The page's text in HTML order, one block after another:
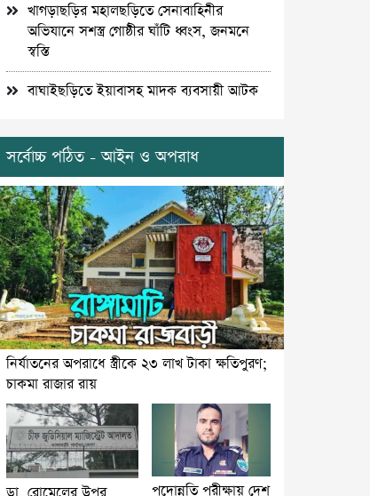
খাগড়াছড়ির মহালছড়িতে সেনাবাহিনীর
অভিযানে সশস্ত্র গোষ্ঠীর ঘাঁটি ধ্বংস, জনমনে
স্বস্তি
বাঘাইছড়িতে ইয়াবাসহ মাদক ব্যবসায়ী আটক
সর্বোচ্চ পঠিত - আইন ও অপরাধ
নির্যাতনের অপরাধে স্ত্রীকে ২৩ লাখ টাকা ক্ষতিপুরণ;
চাকমা রাজার রায়
পদোন্নতি পরীক্ষায় দেশ